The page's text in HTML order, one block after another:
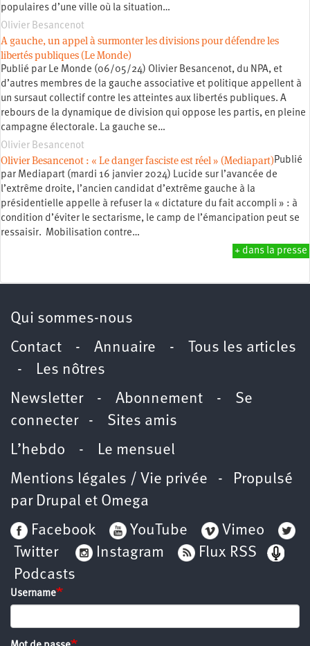
populaires d’une ville où la situation…
Olivier Besancenot
A gauche, un appel à surmonter les divisions pour défendre les
libertés publiques (Le Monde)
Publié par Le Monde (06/05/24) Olivier Besancenot, du NPA, et
d’autres membres de la gauche associative et politique appellent à
un sursaut collectif contre les atteintes aux libertés publiques. A
rebours de la dynamique de division qui oppose les partis, en pleine
campagne électorale. La gauche se…
Olivier Besancenot
Olivier Besancenot : « Le danger fasciste est réel » (Mediapart)Publié
par Mediapart (mardi 16 janvier 2024) Lucide sur l’avancée de
l’extrême droite, l’ancien candidat d’extrême gauche à la
présidentielle appelle à refuser la « dictature du fait accompli » : à
condition d’éviter le sectarisme, le camp de l’émancipation peut se
ressaisir. Mobilisation contre…
+ dans la presse
Qui sommes-nous
Contact - Annuaire -
Tous les articles
- Les nôtres
Newsletter- Abonnement - Se
connecter- Sites amis
L’hebdo - Le mensuel
Mentions légales / Vie privée - Propulsé
par Drupal et Omega
Facebook
YouTube
Vimeo
Twitter
Instagram
Flux RSS
Podcasts
Username